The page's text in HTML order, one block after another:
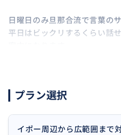
日曜日のみ旦那合流で言葉の
平日はビックリするくらい話
おすすめ
プラン選択
イポー周辺から広範囲まで